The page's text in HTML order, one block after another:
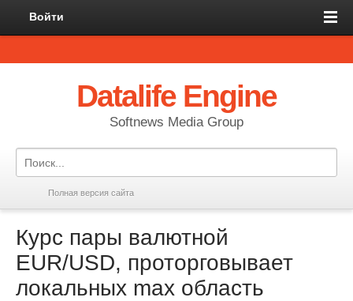
Войти
Datalife Engine
Softnews Media Group
Полная версия сайта
Курс пары валютной
EUR/USD, проторговывает
локальных max область